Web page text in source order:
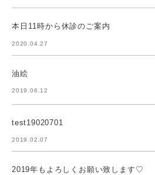
本日11時から休診のご案内
2020.04.27
油絵
2019.06.12
test19020701
2019.02.07
2019年もよろしくお願い致します♡